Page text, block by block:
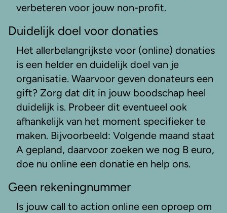
verbeteren voor jouw non-profit.
Duidelijk doel voor donaties
Het allerbelangrijkste voor (online) donaties
is een helder en duidelijk doel van je
organisatie. Waarvoor geven donateurs een
gift? Zorg dat dit in jouw boodschap heel
duidelijk is. Probeer dit eventueel ook
afhankelijk van het moment specifieker te
maken. Bijvoorbeeld: Volgende maand staat
A gepland, daarvoor zoeken we nog B euro,
doe nu online een donatie en help ons.
Geen rekeningnummer
Is jouw call to action online een oproep om